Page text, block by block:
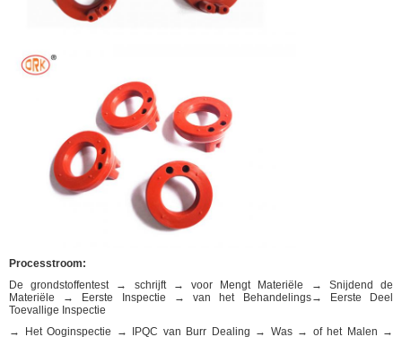
Processtroom:
De grondstoffentest → schrijft → voor Mengt Materiële → Snijdend de
Materiële → Eerste Inspectie → van het Behandelings→ Eerste Deel
Toevallige Inspectie
→ Het Ooginspectie → IPQC van Burr Dealing → Was → of het Malen →